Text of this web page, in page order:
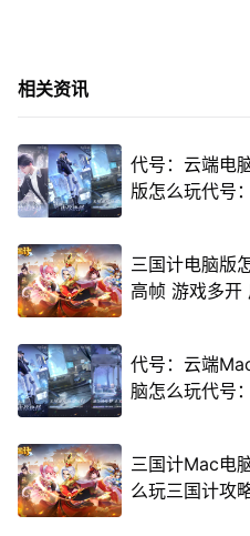
相关资讯
代号：云端电
版怎么玩代号
三国计电脑版
高帧 游戏多开
代号：云端
脑怎么玩代号
三国计Mac电
么玩三国计攻